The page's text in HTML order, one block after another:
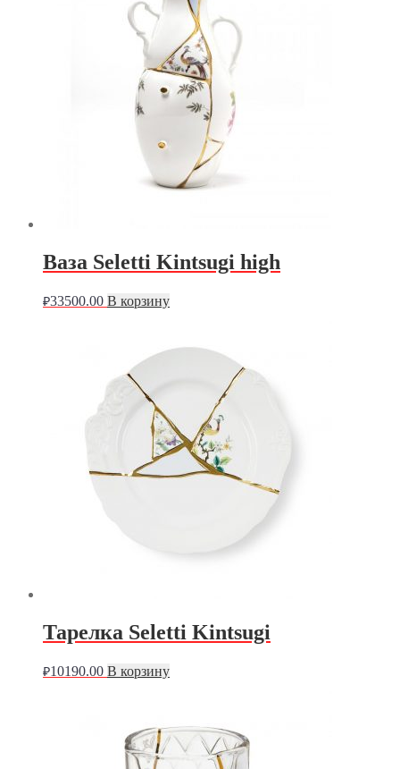
Ваза Seletti Kintsugi high
₽33500.00 В корзину
Тарелка Seletti Kintsugi
₽10190.00 В корзину